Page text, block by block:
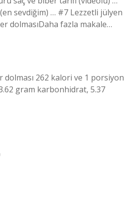
sevdiğim) … #7 Lezzetli jülyen
dolmasıDaha fazla makale…
dolması 262 kalori ve 1 porsiyon
gram karbonhidrat, 5.37